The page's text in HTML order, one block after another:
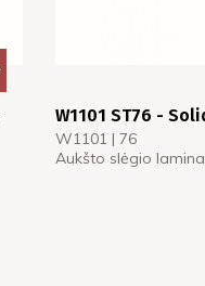
W1101 ST76 -
W1101 | 76
Aukšto slėgio